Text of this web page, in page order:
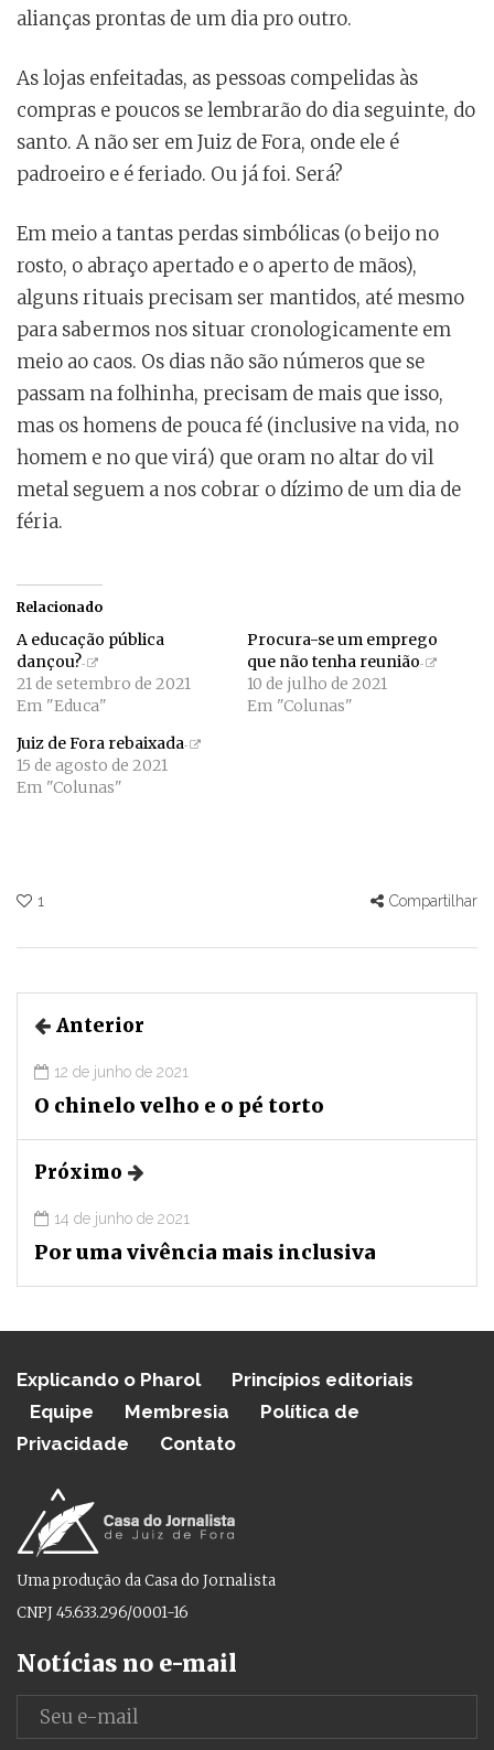
alianças prontas de um dia pro outro.
As lojas enfeitadas, as pessoas compelidas às
compras e poucos se lembrarão do dia seguinte, do
santo. A não ser em Juiz de Fora, onde ele é
padroeiro e é feriado. Ou já foi. Será?
Em meio a tantas perdas simbólicas (o beijo no
rosto, o abraço apertado e o aperto de mãos),
alguns rituais precisam ser mantidos, até mesmo
para sabermos nos situar cronologicamente em
meio ao caos. Os dias não são números que se
passam na folhinha, precisam de mais que isso,
mas os homens de pouca fé (inclusive na vida, no
homem e no que virá) que oram no altar do vil
metal seguem a nos cobrar o dízimo de um dia de
féria.
Relacionado
A educação pública
dançou?
21 de setembro de 2021
Em "Educa"
Procura-se um emprego
que não tenha reunião
10 de julho de 2021
Em "Colunas"
Juiz de Fora rebaixada
15 de agosto de 2021
Em "Colunas"
1 Compartilhar
Anterior
12 de junho de 2021
O chinelo velho e o pé torto
Próximo
14 de junho de 2021
Por uma vivência mais inclusiva
Explicando o Pharol
Princípios editoriais
Equipe
Membresia
Política de
Privacidade
Contato
Uma produção da Casa do Jornalista
CNPJ 45.633.296/0001-16
Notícias no e-mail